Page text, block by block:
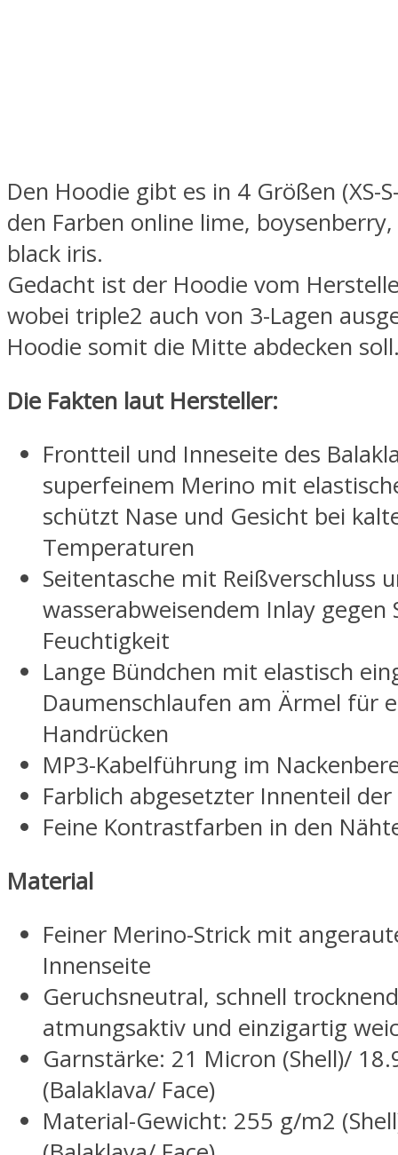
Den Hoodie gibt es in 4 Größen (XS-
den Farben online lime,
black iris.
Gedacht ist der Hoodie vom
wobei triple2 auch von 3-Lagen
Hoodie somit die Mitte abdecken
Die Fakten laut Hersteller:
Frontteil und Inneseite des
superfeinem Merino mit
schützt Nase und Gesicht bei
Temperaturen
Seitentasche mit Reißverschluss
wasserabweisendem Inlay gegen
Feuchtigkeit
Lange Bündchen mit elastisch
Daumenschlaufen am Ärmel für
Handrücken
MP3-Kabelführung im
Farblich abgesetzter Innenteil der
Feine Kontrastfarben in den
Material
Feiner Merino-Strick mit
Innenseite
Geruchsneutral, schnell
atmungsaktiv und einzigartig
Garnstärke: 21 Micron (Shell)/
(Balaklava/ Face)
Material-Gewicht: 255 g/m2